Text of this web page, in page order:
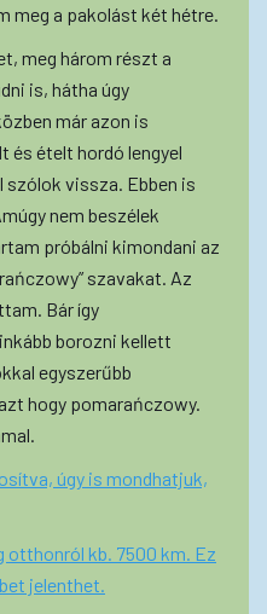
meg a pakolást két hétre.
meg három részt a
is, hátha úgy
már azon is
és ételt hordó lengyel
szólok vissza. Ebben is
nem beszélek
próbálni kimondani az
szavakat. Az
Bár így
borozni kellett
egyszerűbb
hogy pomarańczowy.
úgy is mondhatjuk,
otthonról kb. 7500 km. Ez
jelenthet.